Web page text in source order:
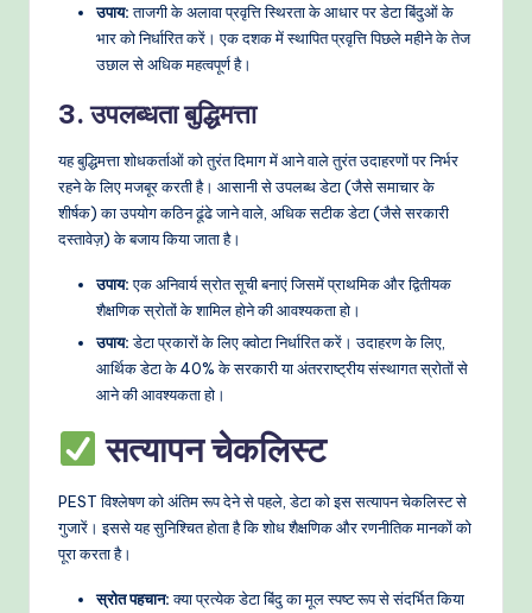
उपाय:ताजगी के अलावा प्रवृत्ति स्थिरता के आधार पर डेटा बिंदुओं के
भार को निर्धारित करें। एक दशक में स्थापित प्रवृत्ति पिछले महीने के तेज
उछाल से अधिक महत्वपूर्ण है।
3. उपलब्धता बुद्धिमत्ता
यह बुद्धिमत्ता शोधकर्ताओं को तुरंत दिमाग में आने वाले तुरंत उदाहरणों पर निर्भर
रहने के लिए मजबूर करती है। आसानी से उपलब्ध डेटा (जैसे समाचार के
शीर्षक) का उपयोग कठिन ढूंढे जाने वाले, अधिक सटीक डेटा (जैसे सरकारी
दस्तावेज़) के बजाय किया जाता है।
उपाय:एक अनिवार्य स्रोत सूची बनाएं जिसमें प्राथमिक और द्वितीयक
शैक्षणिक स्रोतों के शामिल होने की आवश्यकता हो।
उपाय:डेटा प्रकारों के लिए क्वोटा निर्धारित करें। उदाहरण के लिए,
आर्थिक डेटा के 40% के सरकारी या अंतरराष्ट्रीय संस्थागत स्रोतों से
आने की आवश्यकता हो।
सत्यापन चेकलिस्ट
PEST विश्लेषण को अंतिम रूप देने से पहले, डेटा को इस सत्यापन चेकलिस्ट से
गुजारें। इससे यह सुनिश्चित होता है कि शोध शैक्षणिक और रणनीतिक मानकों को
पूरा करता है।
स्रोत पहचान:क्या प्रत्येक डेटा बिंदु का मूल स्पष्ट रूप से संदर्भित किया